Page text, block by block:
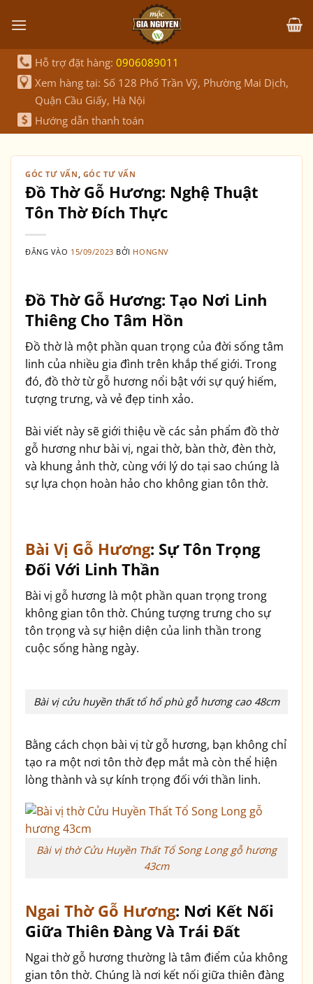
qua
dung
Hỗ trợ đặt hàng: 0906089011
Xem hàng tại: Số 128 Phố Trần Vỹ, Phường Mai Dịch,
Quận Cầu Giấy, Hà Nội
Hướng dẫn thanh toán
GÓC TƯ VẤN, GÓC TƯ VẤN
Đồ Thờ Gỗ Hương: Nghệ Thuật
Tôn Thờ Đích Thực
ĐĂNG VÀO 15/09/2023 BỞI HONGNV
Đồ Thờ Gỗ Hương: Tạo Nơi Linh
Thiêng Cho Tâm Hồn
Đồ thờ là một phần quan trọng của đời sống tâm
linh của nhiều gia đình trên khắp thế giới. Trong
đó, đồ thờ từ gỗ hương nổi bật với sự quý hiếm,
tượng trưng, và vẻ đẹp tinh xảo.
Bài viết này sẽ giới thiệu về các sản phẩm đồ thờ
gỗ hương như bài vị, ngai thờ, bàn thờ, đèn thờ,
và khung ảnh thờ, cùng với lý do tại sao chúng là
sự lựa chọn hoàn hảo cho không gian tôn thờ.
Bài Vị Gỗ Hương: Sự Tôn Trọng
Đối Với Linh Thần
Bài vị gỗ hương là một phần quan trọng trong
không gian tôn thờ. Chúng tượng trưng cho sự
tôn trọng và sự hiện diện của linh thần trong
cuộc sống hàng ngày.
Bài vị cửu huyền thất tổ hổ phù gỗ hương cao 48cm
Bằng cách chọn bài vị từ gỗ hương, bạn không chỉ
tạo ra một nơi tôn thờ đẹp mắt mà còn thể hiện
lòng thành và sự kính trọng đối với thần linh.
Bài vị thờ Cửu Huyền Thất Tổ Song Long gỗ hương
43cm
Ngai Thờ Gỗ Hương: Nơi Kết Nối
Giữa Thiên Đàng Và Trái Đất
Ngai thờ gỗ hương thường là tâm điểm của không
gian tôn thờ. Chúng là nơi kết nối giữa thiên đàng